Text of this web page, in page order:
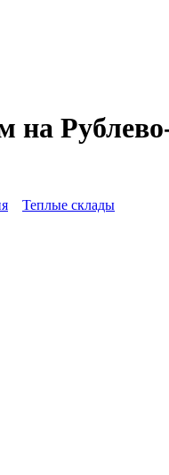
Теплые склады